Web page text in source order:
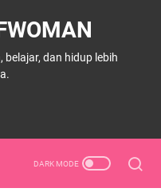
dan hidup lebih